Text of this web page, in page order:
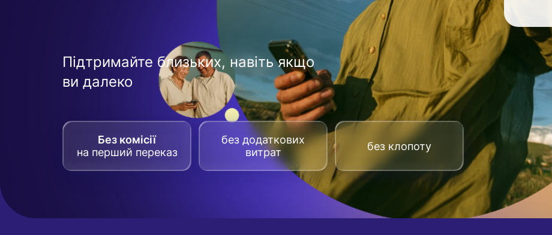
Підтримайте близьких, навіть якщо
ви далеко
Без комісії
на перший переказ
без додаткових
витрат
без клопоту